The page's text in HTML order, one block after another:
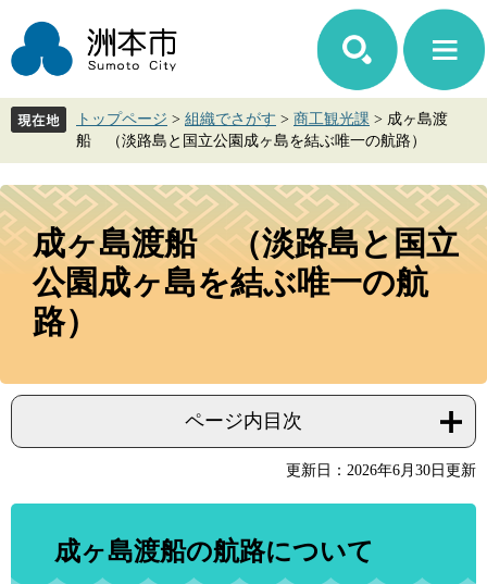
ジ
先
ュ
を
て
本
トップページ > 組織でさがす > 商工観光課 > 成ヶ島渡
船 （淡路島と国立公園成ヶ島を結ぶ唯一の航路）
本
文
成ヶ島渡船 （淡路島と国立
公園成ヶ島を結ぶ唯一の航
路）
ページ内目次
更新日：2026年6月30日更新
成ヶ島渡船の航路について